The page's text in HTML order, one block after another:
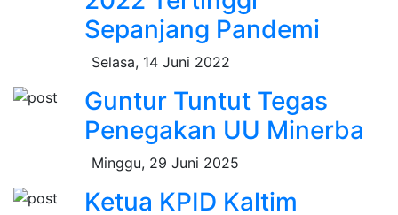
Sepanjang Pandemi
Selasa, 14 Juni 2022
Guntur Tuntut Tegas
Penegakan UU Minerba
Minggu, 29 Juni 2025
Ketua KPID Kaltim